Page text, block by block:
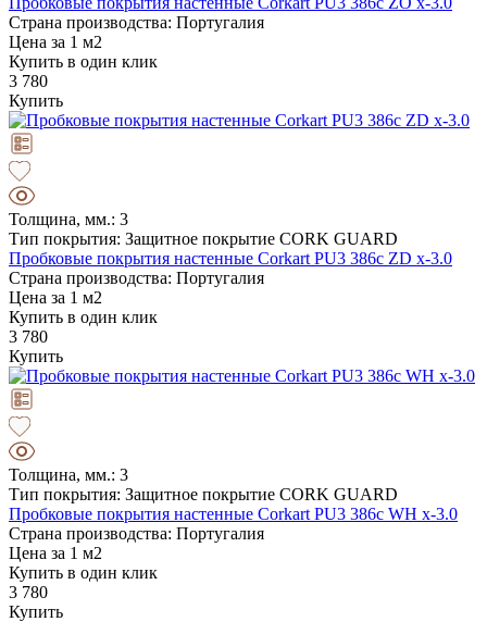
Страна производства: Португалия
Цена за 1 м2
Купить в один клик
3 780
Купить
Толщина, мм.: 3
Тип покрытия: Защитное покрытие CORK GUARD
Пробковые покрытия настенные Corkart PU3 386c ZD x-3.0
Страна производства: Португалия
Цена за 1 м2
Купить в один клик
3 780
Купить
Толщина, мм.: 3
Тип покрытия: Защитное покрытие CORK GUARD
Пробковые покрытия настенные Corkart PU3 386c WH x-3.0
Страна производства: Португалия
Цена за 1 м2
Купить в один клик
3 780
Купить